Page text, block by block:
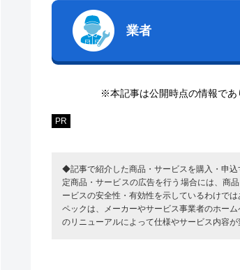
業者
※本記事は公開時点の情報であ
PR
◆記事で紹介した商品・サービスを購入・申
定商品・サービスの広告を行う場合には、商
ービスの安全性・有効性を示しているわけで
ペックは、メーカーやサービス事業者のホー
のリニューアルによって仕様やサービス内容